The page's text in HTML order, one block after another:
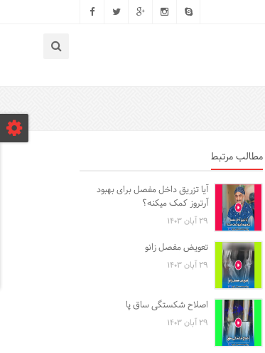
مطالب مرتبط
آیا تزریق داخل مفصل برای بهبود
آرتروز کمک میکنه؟
۲۹ آبان ۱۴۰۳
تعویض مفصل زانو
۲۹ آبان ۱۴۰۳
اصلاح شکستگی ساق پا
۲۹ آبان ۱۴۰۳